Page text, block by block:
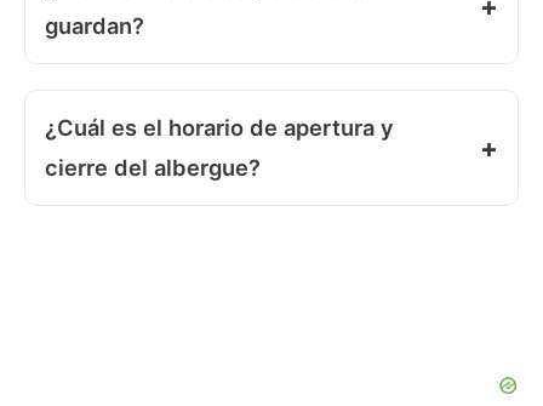
guardan?
¿Cuál es el horario de apertura y
cierre del albergue?